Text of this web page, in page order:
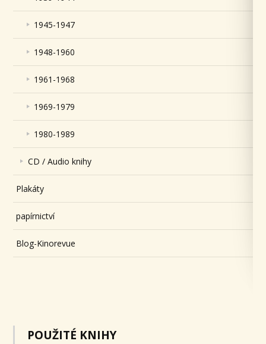
1945-1947
1948-1960
1961-1968
1969-1979
1980-1989
CD / Audio knihy
Plakáty
papírnictví
Blog-Kinorevue
POUŽITÉ KNIHY